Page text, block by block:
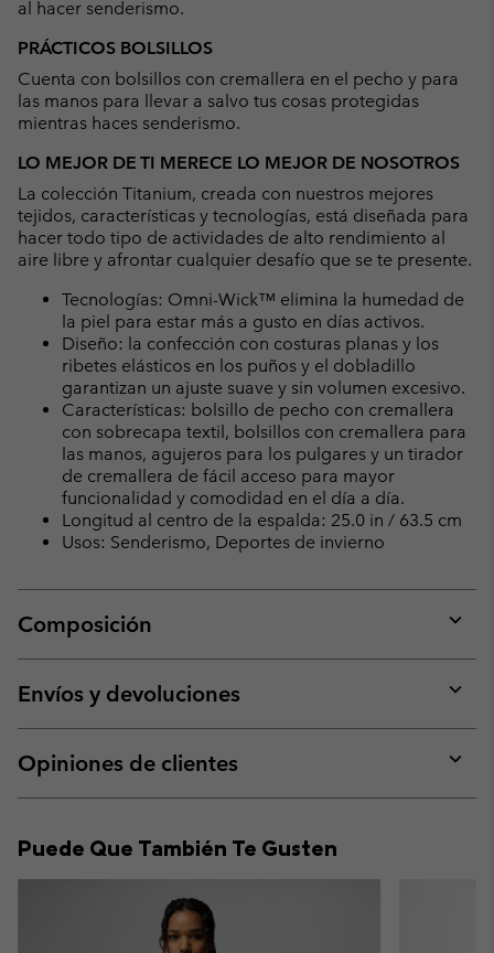
al hacer senderismo.
PRÁCTICOS BOLSILLOS
Cuenta con bolsillos con cremallera en el pecho y para
las manos para llevar a salvo tus cosas protegidas
mientras haces senderismo.
LO MEJOR DE TI MERECE LO MEJOR DE NOSOTROS
La colección Titanium, creada con nuestros mejores
tejidos, características y tecnologías, está diseñada para
hacer todo tipo de actividades de alto rendimiento al
aire libre y afrontar cualquier desafío que se te presente.
Tecnologías: Omni-Wick™ elimina la humedad de
la piel para estar más a gusto en días activos.
Diseño: la confección con costuras planas y los
ribetes elásticos en los puños y el dobladillo
garantizan un ajuste suave y sin volumen excesivo.
Características: bolsillo de pecho con cremallera
con sobrecapa textil, bolsillos con cremallera para
las manos, agujeros para los pulgares y un tirador
de cremallera de fácil acceso para mayor
funcionalidad y comodidad en el día a día.
Longitud al centro de la espalda: 25.0 in / 63.5 cm
Usos: Senderismo, Deportes de invierno
Composición
or
Envíos y devoluciones
or
Opiniones de clientes
or
Puede Que También Te Gusten